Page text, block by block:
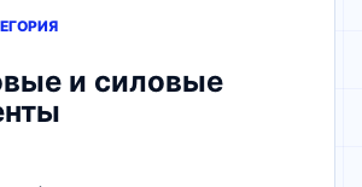
и силовые